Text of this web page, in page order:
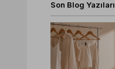
Son Blog Yazıları